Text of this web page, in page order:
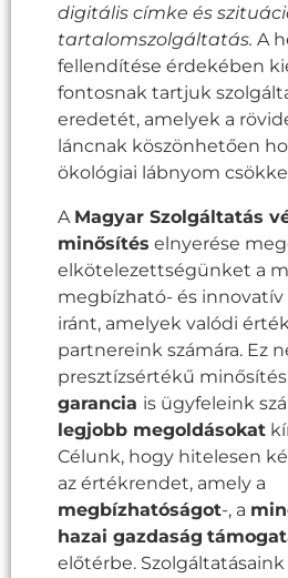
digitális címke és
tartalomszolgáltatás. A
fellendítése érdekében
fontosnak tartjuk
eredetét, amelyek a
láncnak köszönhetően
ökológiai lábnyom
A Magyar Szolgáltatás
minősítés elnyerése
elkötelezettségünket a
megbízható- és
iránt, amelyek valódi
partnereink számára. Ez
presztízsértékű
garancia is ügyfeleink
legjobb megoldásokat
Célunk, hogy hitelesen
az értékrendet, amely a
megbízhatóságot-, a
hazai gazdaság
előtérbe.